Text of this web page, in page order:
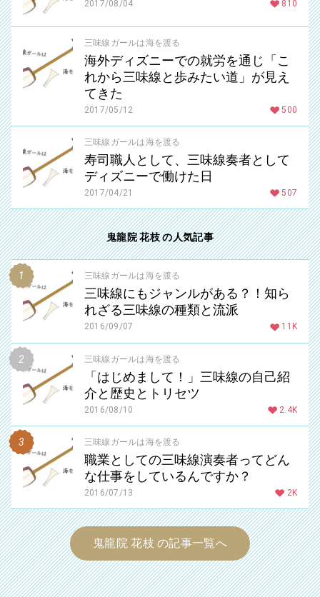
2017/08/04 810
三味線ガールは海を渡る
海外ディズニーでの就労を通じ「こ
れから三味線と歩みたい道」が見え
てきた
2017/05/12 500
三味線ガールは海を渡る
寿司職人として、三味線奏者として
ディズニーで働けた日
2017/04/21 507
鬼龍院 花枝 の人気記事
三味線ガールは海を渡る
三味線にもジャンルがある？！知ら
れざる三味線の種類と流派
2016/09/07 11K
三味線ガールは海を渡る
「はじめまして！」三味線の自己紹
介と歴史とトリセツ
2016/08/10 2.4K
三味線ガールは海を渡る
職業としての三味線演奏者ってどん
な仕事をしているんですか？
2016/07/13 2K
鬼龍院 花枝 の記事一覧へ